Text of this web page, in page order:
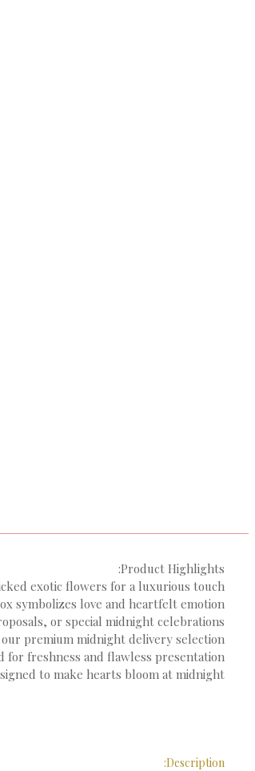
Product Highlights:
exotic flowers for a luxurious touch
symbolizes love and heartfelt emotion
or special midnight celebrations
premium midnight delivery selection
for freshness and flawless presentation
to make hearts bloom at midnight.
Description: